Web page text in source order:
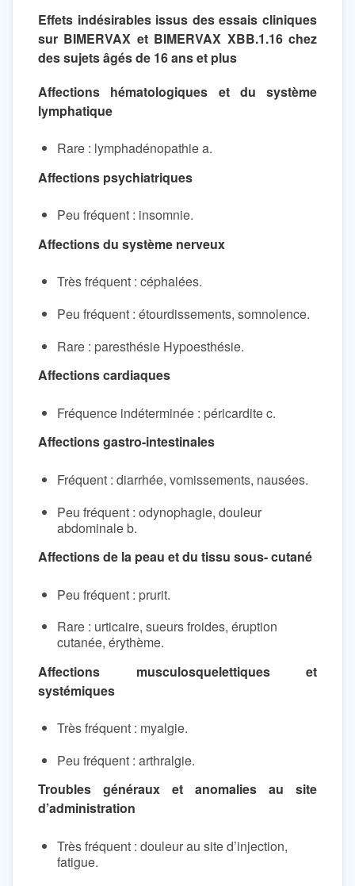
Effets indésirables issus des essais cliniques
sur BIMERVAX et BIMERVAX XBB.1.16 chez
des sujets âgés de 16 ans et plus
Affections hématologiques et du système
lymphatique
Rare : lymphadénopathie a.
Affections psychiatriques
Peu fréquent : insomnie.
Affections du système nerveux
Très fréquent : céphalées.
Peu fréquent : étourdissements, somnolence.
Rare : paresthésie Hypoesthésie.
Affections cardiaques
Fréquence indéterminée : péricardite c.
Affections gastro-intestinales
Fréquent : diarrhée, vomissements, nausées.
Peu fréquent : odynophagie, douleur
abdominale b.
Affections de la peau et du tissu sous- cutané
Peu fréquent : prurit.
Rare : urticaire, sueurs froides, éruption
cutanée, érythème.
Affections musculosquelettiques et
systémiques
Très fréquent : myalgie.
Peu fréquent : arthralgie.
Troubles généraux et anomalies au site
d’administration
Très fréquent : douleur au site d’injection,
fatigue.